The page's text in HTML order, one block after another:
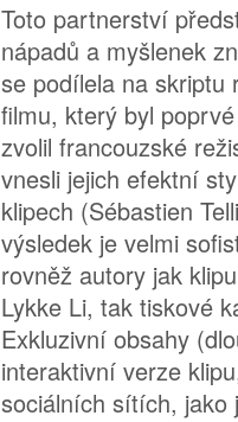
Toto partnerství
nápadů a myšlenek
se podílela na skriptu
filmu, který byl
zvolil francouzské
vnesli jejich efektní
klipech (Sébastien
výsledek je velmi
rovněž autory jak
Lykke Li, tak tiskové
Exkluzivní obsahy
interaktivní verze
sociálních sítích, jako